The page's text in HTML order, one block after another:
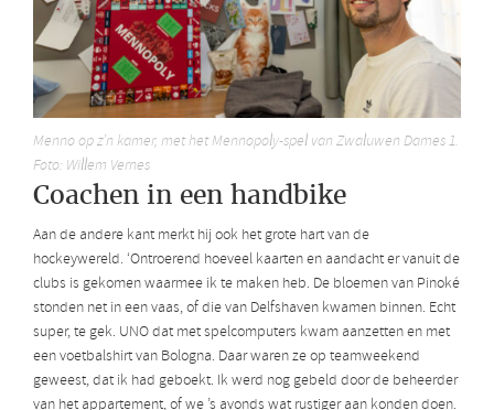
Menno op z’n kamer, met het Mennopoly-spel van Zwaluwen Dames 1.
Foto: Willem Vernes
Coachen in een handbike
Aan de andere kant merkt hij ook het grote hart van de
hockeywereld. ‘Ontroerend hoeveel kaarten en aandacht er vanuit de
clubs is gekomen waarmee ik te maken heb. De bloemen van Pinoké
stonden net in een vaas, of die van Delfshaven kwamen binnen. Echt
super, te gek. UNO dat met spelcomputers kwam aanzetten en met
een voetbalshirt van Bologna. Daar waren ze op teamweekend
geweest, dat ik had geboekt. Ik werd nog gebeld door de beheerder
van het appartement, of we ’s avonds wat rustiger aan konden doen.